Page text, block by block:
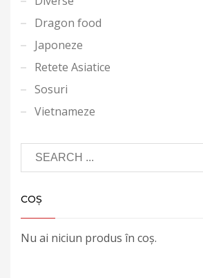
Dragon food
Japoneze
Retete Asiatice
Sosuri
Vietnameze
COȘ
Nu ai niciun produs în coș.